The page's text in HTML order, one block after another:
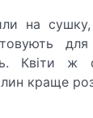
на
Квіти ж
краще